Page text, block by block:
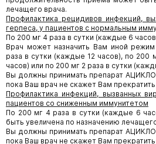
лечащего врача.
Профилактика рецидивов инфекций,
герпеса, у пациентов с нормальным
По 200 мг 4 раза в сутки (каждые 6
Врач может назначить Вам иной
раза в сутки (каждые 12 часов), по 200
часов) или по 200 мг 2 раза в сутки
Вы должны принимать препарат
пока Ваш врач не скажет Вам
Профилактика инфекций, вызванных
пациентов со сниженным иммунитетом
По 200 мг 4 раза в сутки (каждые 6
быть увеличена по назначению
Вы должны принимать препарат
пока Ваш врач не скажет Вам